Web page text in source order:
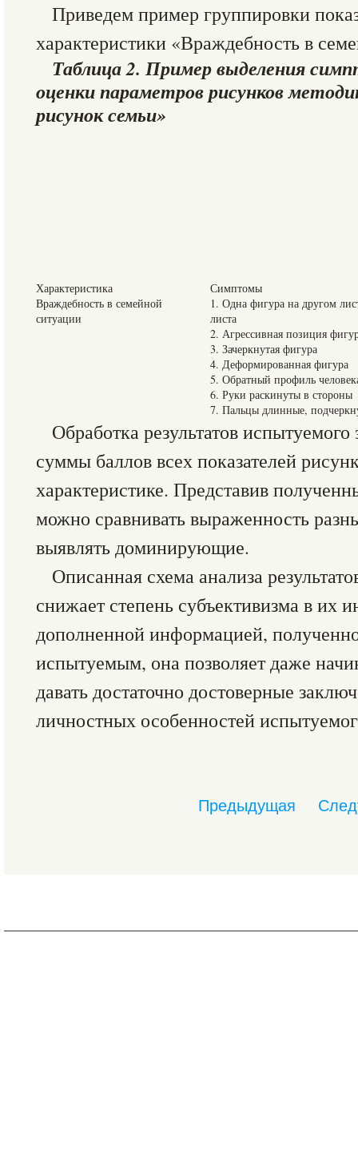
Приведем пример группировки
характеристики «Враждебность в
Таблица 2. Пример выделения
оценки параметров рисунков
рисунок семьи»
Характеристика
Симптомы
Враждебность в семейной
ситуации
1. Одна фигура на другом
листа
2. Агрессивная позиция
3. Зачеркнутая фигура
4. Деформированная фигура
5. Обратный профиль
6. Руки раскинуты в стороны
7. Пальцы длинные,
Обработка результатов испытуемого
суммы баллов всех показателей
характеристике. Представив
можно сравнивать выраженность
выявлять доминирующие.
Описанная схема анализа
снижает степень субъективизма в их
дополненной информацией,
испытуемым, она позволяет даже
давать достаточно достоверные
личностных особенностей
Предыдущая